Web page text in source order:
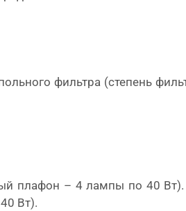
фильтра (степень
плафон – 4 лампы по 40 Вт).
Вт).